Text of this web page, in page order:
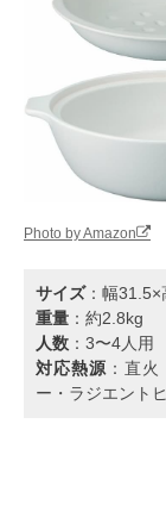
Photo by Amazon
サイズ：幅31.5×
重量 ：約2.8kg
人数 ：3〜4人用
対応熱源 ：直
ー・ラジエント